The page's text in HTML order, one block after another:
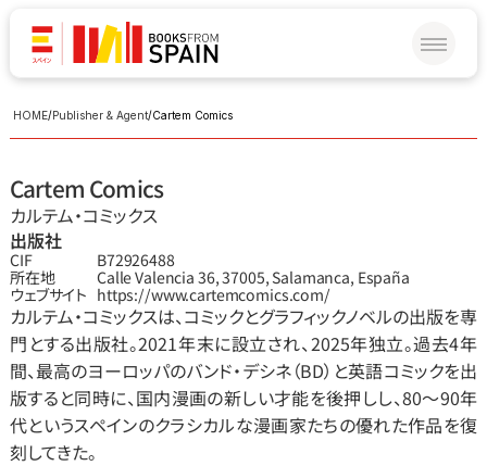
HOME/Publisher & Agent/Cartem Comics
Cartem Comics
カルテム・コミックス
出版社
CIF
B72926488
所在地
Calle Valencia 36, 37005, Salamanca, España
ウェブサイト https://www.cartemcomics.com/
カルテム・コミックスは、コミックとグラフィックノベルの出版を専
門とする出版社。2021年末に設立され、2025年独立。過去4年
間、最高のヨーロッパのバンド・デシネ（BD）と英語コミックを出
版すると同時に、国内漫画の新しい才能を後押しし、80～90年
代というスペインのクラシカルな漫画家たちの優れた作品を復
刻してきた。